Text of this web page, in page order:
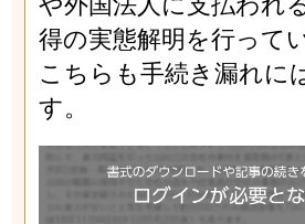
得の実態解明を行って
こちらも手続き漏れに
す。